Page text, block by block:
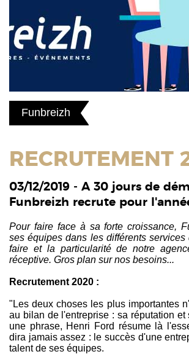
Funbreizh
RECRUTEMENT
03/12/2019 - A 30 jours de
Funbreizh recrute pour
Pour faire face à sa forte croissance,
ses équipes dans les différents
faire et la particularité de notre
réceptive. Gros plan sur nos besoins...
Recrutement 2020 :
"Les deux choses les plus importantes
au bilan de l'entreprise : sa réputation et
une phrase, Henri Ford résume là
dira jamais assez : le succès d'une
talent de ses équipes.